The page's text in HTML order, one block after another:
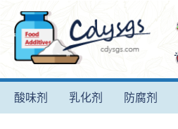
酸味剂 乳化剂 防腐剂